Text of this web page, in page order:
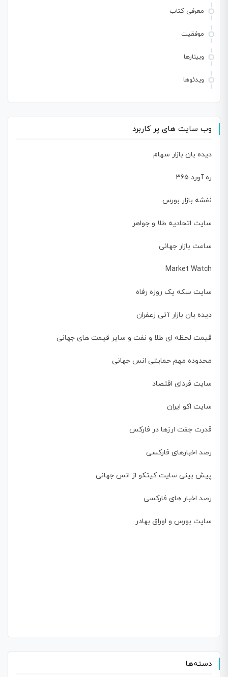
معرفی کتاب
موفقیت
وبینارها
ویدئوها
وب سایت های پر کاربرد
دیده بان بازار سهام
ره آورد 365
نفشه بازار بورس
سایت اتحادیه طلا و جواهر
ساعت بازار جهانی
Market Watch
سایت سکه یک روزه رفاه
دیده بان بازار آتی زعفران
قیمت لحظه ای طلا و نفت و سایر قیمت های جهانی
محدوده مهم حمایتی انس جهانی
سایت فردای اقتصاد
سایت اکو ایران
قدرت جفت ارزها در فارکس
رصد اخبارهای فارکسی
پیش بینی سایت کیتکو از انس جهانی
رصد اخبار های فارکسی
سایت بورس و اوراق بهادر
دسته‌ها